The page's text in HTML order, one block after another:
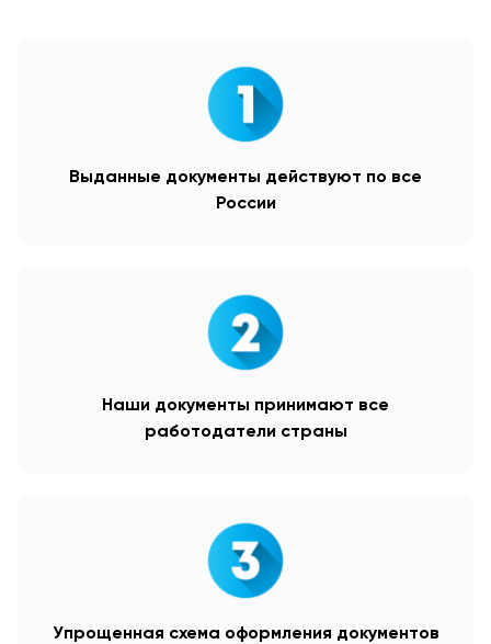
Выданные документы действуют по все
России
Наши документы принимают все
работодатели страны
Упрощенная схема оформления документов